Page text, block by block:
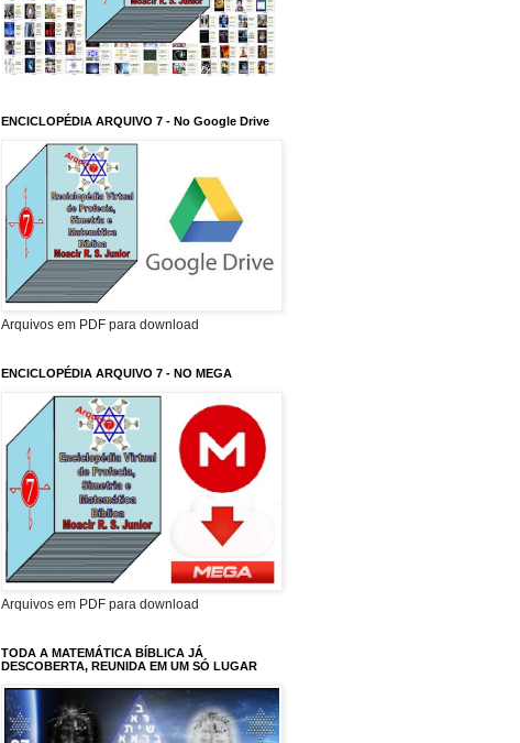
ENCICLOPÉDIA ARQUIVO 7 - No Google Drive
Arquivos em PDF para download
ENCICLOPÉDIA ARQUIVO 7 - NO MEGA
Arquivos em PDF para download
TODA A MATEMÁTICA BÍBLICA JÁ
DESCOBERTA, REUNIDA EM UM SÓ LUGAR